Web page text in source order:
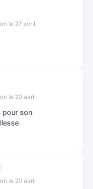
le 27 avril
le 20 avril
pour son
le 20 avril